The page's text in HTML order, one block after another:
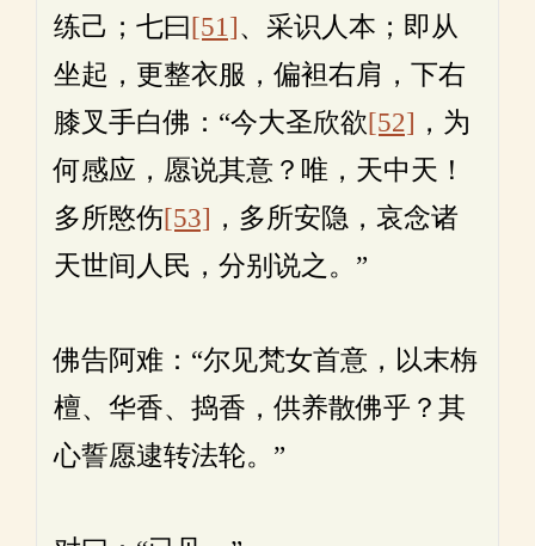
练己；七曰[51]、采识人本；即从
坐起，更整衣服，偏袒右肩，下右
膝叉手白佛：“今大圣欣欲[52] ，为
何感应，愿说其意？唯，天中天！
多所愍伤[53] ，多所安隐，哀念诸
天世间人民，分别说之。”
佛告阿难：“尔见梵女首意，以末栴
檀、华香、捣香，供养散佛乎？其
心誓愿逮转法轮。”